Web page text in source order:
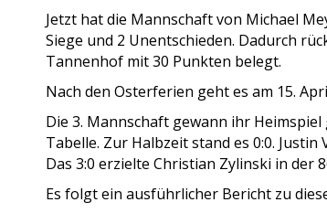
Jetzt hat die Mannschaft von Michael
Siege und 2 Unentschieden. Dadurch
Tannenhof mit 30 Punkten belegt.
Nach den Osterferien geht es am 15.
Die 3. Mannschaft gewann ihr
Tabelle. Zur Halbzeit stand es 0:0.
Das 3:0 erzielte Christian Zylinski in der
Es folgt ein ausführlicher Bericht zu